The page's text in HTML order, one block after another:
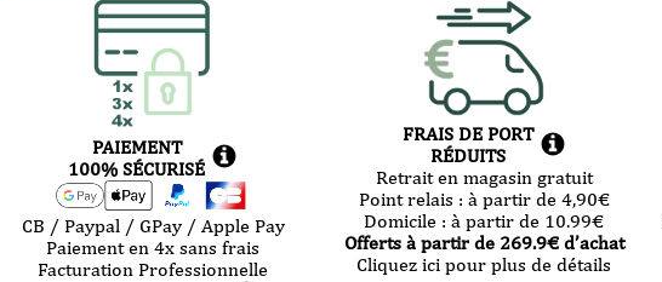
PAIEMENT
100% SÉCURISÉ
CB / Paypal / GPay / Apple Pay
Paiement en 4x sans frais
Facturation Professionnelle
FRAIS DE PORT
RÉDUITS
Retrait en magasin gratuit
Point relais : à partir de 4,90€
Domicile :à partir de 10.99€
Offerts à partir de 269.9€ d’achat
Cliquez ici pour plus de détails